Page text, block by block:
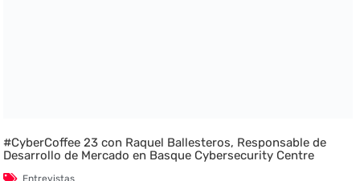
#CyberCoffee 23 con Raquel Ballesteros, Responsable de
Desarrollo de Mercado en Basque Cybersecurity Centre
Entrevistas